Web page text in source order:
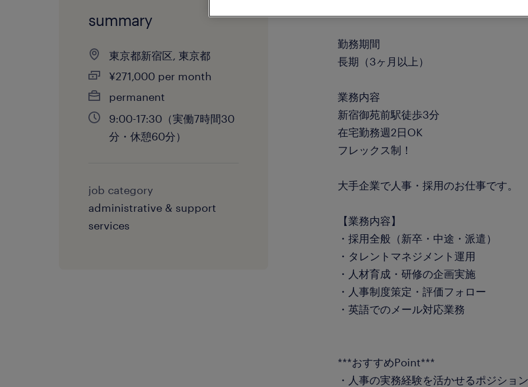
summary
東京都新宿区, 東京都
¥271,000 per month
permanent
9:00-17:30（実働7時間30
分・休憩60分）
job category
administrative & support
services
勤務期間
長期（3ヶ月以上）
業務内容
新宿御苑前駅徒歩3分
在宅勤務週2日OK
フレックス制！
大手企業で人事・採用のお仕事です。
【業務内容】
・採用全般（新卒・中途・派遣）
・タレントマネジメント運用
・人材育成・研修の企画実施
・人事制度策定・評価フォロー
・英語でのメール対応業務
***おすすめPoint***
・人事の実務経験を活かせるポジショ